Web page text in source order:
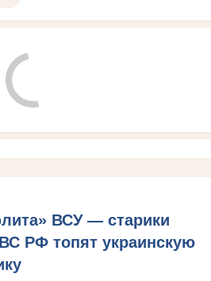
ВСУ — старики
РФ топят украинскую